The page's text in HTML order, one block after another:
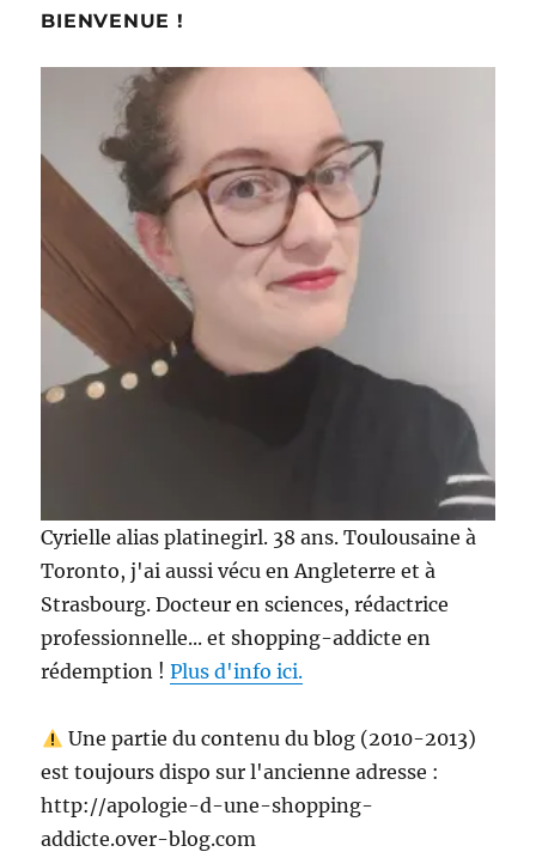
BIENVENUE !
Cyrielle alias platinegirl. 38 ans. Toulousaine à
Toronto, j'ai aussi vécu en Angleterre et à
Strasbourg. Docteur en sciences, rédactrice
professionnelle... et shopping-addicte en
rédemption !Plus d'info ici.
Une partie du contenu du blog (2010-2013)
est toujours dispo sur l'ancienne adresse :
http://apologie-d-une-shopping-
addicte.over-blog.com